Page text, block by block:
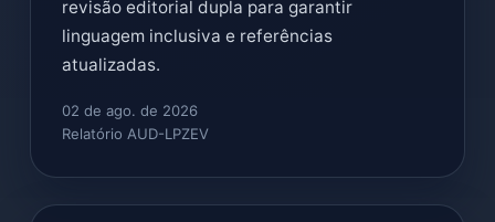
revisão editorial dupla para garantir
linguagem inclusiva e referências
atualizadas.
02 de ago. de 2026
Relatório AUD-LPZEV